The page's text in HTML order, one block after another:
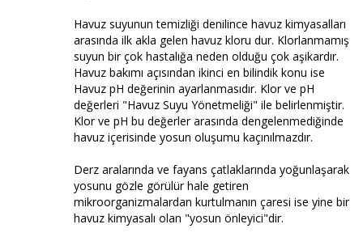
Havuz suyunun temizliği denilince havuz kimyasalları
arasında ilk akla gelen havuz kloru dur. Klorlanmamış
suyun bir çok hastalığa neden olduğu çok aşikardır.
Havuz bakımı açısından ikinci en bilindik konu ise
Havuz pH değerinin ayarlanmasıdır. Klor ve pH
değerleri "Havuz Suyu Yönetmeliği" ile belirlenmiştir.
Klor ve pH bu değerler arasında dengelenmediğinde
havuz içerisinde yosun oluşumu kaçınılmazdır.
Derz aralarında ve fayans çatlaklarında yoğunlaşarak
yosunu gözle görülür hale getiren
mikroorganizmalardan kurtulmanın çaresi ise yine bir
havuz kimyasalı olan "yosun önleyici"dir.